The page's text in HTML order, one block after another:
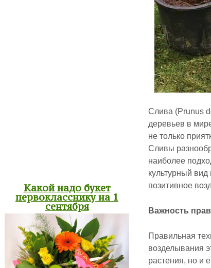
Слива (Prunus
деревьев в
не только
Сливы
наиболее
культурный
позитивное
Важность
Правильная
возделывания
растения, но и
Какой надо букет
первокласснику на 1
сентября